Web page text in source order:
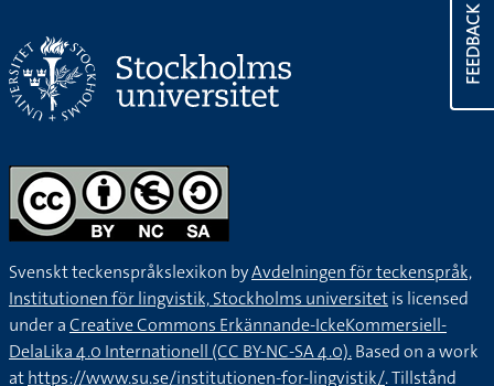
FEEDBACK
Svenskt teckenspråkslexikon byAvdelningen för teckenspråk,
Institutionen för lingvistik, Stockholms universitetis licensed
under aCreative Commons Erkännande-IckeKommersiell-
DelaLika 4.0 Internationell (CC BY-NC-SA 4.0).Based on a work
athttps://www.su.se/institutionen-for-lingvistik/. Tillstånd